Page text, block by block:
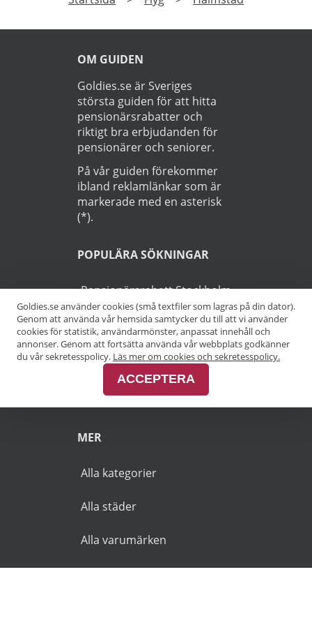
OM GUIDEN
Goldies.se är Sveriges
största guiden för att hitta
pensionärsrabatter och
riktigt bra erbjudanden för
pensionärer och seniorer.
På vår guiden förekommer
ibland reklamlänkar som är
markerade med en asterisk
(*).
POPULÄRA SÖKNINGAR
Pensionärsrabatt Stockholm
Pensionärsrabatt Göteborg
Pensionärsrabatt Malmö
Pensionärsrabatt Skåne
MER
Alla kategorier
Alla städer
Alla varumärken
Goldies.se använder cookies (små textfiler som lagras på din dator).
Genom att använda vår hemsida samtycker du till att vi använder
cookies för statistik, användarmönster, anpassat innehåll och
annonser. Genom att fortsätta använda vår webbplats godkänner
du vår sekretesspolicy. Läs mer om cookies och sekretesspolicy.
ACCEPTERA